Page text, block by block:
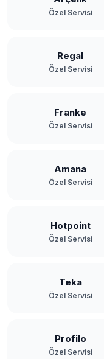
Özel Servisi
Regal
Özel Servisi
Franke
Özel Servisi
Amana
Özel Servisi
Hotpoint
Özel Servisi
Teka
Özel Servisi
Profilo
Özel Servisi